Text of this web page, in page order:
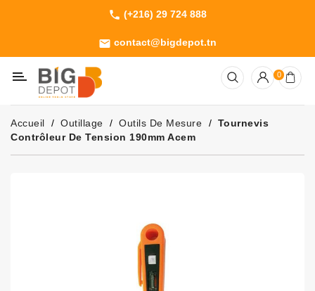
phone (+216) 29 724 888
email contact@bigdepot.tn
Machines
Outillage
Jardinage
Consommables
0
Accueil Outillage Outils De Mesure
Tournevis
Contrôleur De Tension 190mm Acem